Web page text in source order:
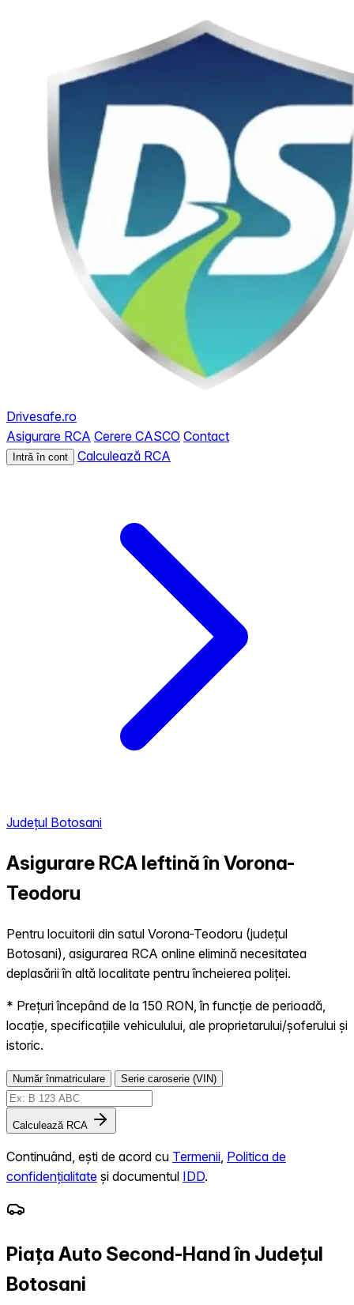
Drivesafe.ro
Asigurare RCA Cerere CASCO Contact
Intră în cont Calculează RCA
Județul Botosani
Asigurare RCA Ieftină în Vorona-
Teodoru
Pentru locuitorii din satul Vorona-Teodoru (județul
Botosani), asigurarea RCA online elimină necesitatea
deplasării în altă localitate pentru încheierea poliței.
* Prețuri începând de la 150 RON, în funcție de perioadă,
locație, specificațiile vehiculului, ale proprietarului/șoferului și
istoric.
Număr înmatriculare Serie caroserie (VIN)
Calculează RCA
Continuând, ești de acord cu Termenii Politica de
confidențialitate și documentul IDD.
Piața Auto Second-Hand în Județul
Botosani